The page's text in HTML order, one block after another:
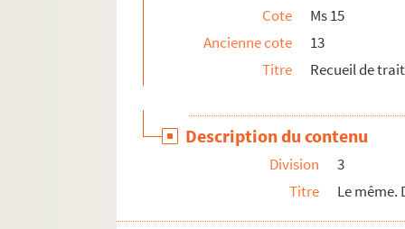
Ms 91. Ou King tou
Mss 92-94. 2 ouvrages en 3 fascicules
Mss 95-98. Sur la gaine : Iu tchéu-sou-li
Ms 99. Table des réfractions. Sur une carte
Mss 100-101. Sur la gaine (imprimé en
Cote
Ms 15
Ancienne cote
13
Titre
Recueil de
Description du contenu
Division
3
Titre
Le même.